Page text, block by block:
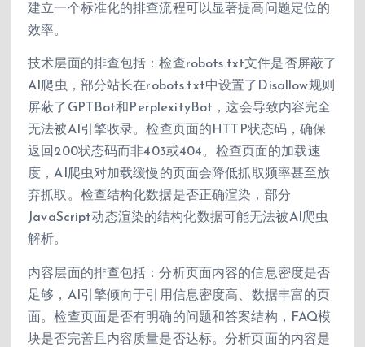
建立一个标准化的排查流程可以显著提高问题定位的
效率。
技术层面的排查包括：检查robots.txt文件是否屏蔽了
AI爬虫，部分站长在robots.txt中设置了Disallow规则
屏蔽了GPTBot和PerplexityBot，这会导致内容完全
无法被AI引擎收录。检查页面的HTTP状态码，确保
返回200状态码而非403或404。检查页面的加载速
度，AI爬虫对加载缓慢的页面会降低抓取频率甚至放
弃抓取。检查结构化数据是否正确渲染，部分
JavaScript动态渲染的结构化数据可能无法被AI爬虫
解析。
内容层面的排查包括：分析页面内容的信息密度是否
足够，AI引擎倾向于引用信息密度高、数据丰富的页
面。检查页面是否有明确的问题和答案结构，FAQ模
块是否完善且内容质量是否达标。分析页面的内容是